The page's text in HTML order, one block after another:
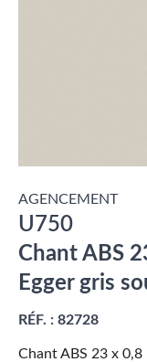
AGENCEMENT
U750
Chant ABS
Egger gris
RÉF. : 82728
Chant ABS 23 x 0,8